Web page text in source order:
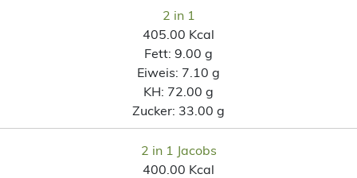
2 in 1
405.00 Kcal
Fett: 9.00 g
Eiweis: 7.10 g
KH: 72.00 g
Zucker: 33.00 g
2 in 1 Jacobs
400.00 Kcal